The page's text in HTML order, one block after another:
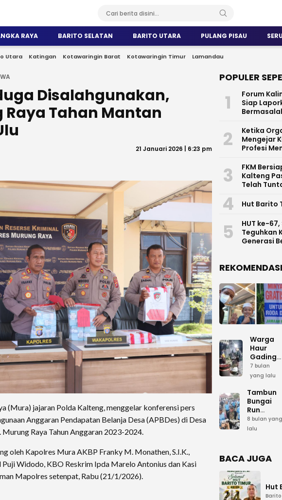
RAYA BARITO SELATAN BARITO UTARA PULANG PISAU
Utara Katingan Kotawaringin Barat Kotawaringin Timur Lamandau
Disalahgunakan,
Raya Tahan Mantan
21 Januari 2026 | 6:23 pm
(Mura) jajaran Polda Kalteng, menggelar konferensi pers
Anggaran Pendapatan Belanja Desa (APBDes) di Desa
Raya Tahun Anggaran 2023-2024.
oleh Kapolres Mura AKBP Franky M. Monathen, S.I.K.,
Widodo, KBO Reskrim Ipda Marelo Antonius dan Kasi
Mapolres setenpat, Rabu (21/1/2026).
POPULER
1
Forum
Siap
2
Ketika
Mengejar
Profesi
3
FKM
Kalteng
Telah
4 Hut Barito
5
HUT ke-67,
Teguhkan
Generasi
REKOMENDASI
Warga
Haur
Gading
Siapkan
Bumbu
Umum
Sambut 5
Rajab di
Sekumpul
7 bulan
yang lalu
Tambun
Bungai
Run
Meriahkan
Hari Bela
Juang TNI
AD di
Palangka
Raya
8 bulan yang
lalu
BACA JUGA
Hut